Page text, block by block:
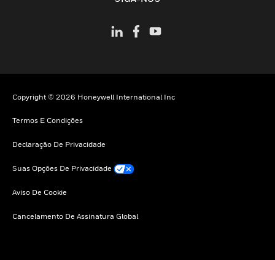
Copyright © 2026 Honeywell International Inc
Termos E Condições
Declaração De Privacidade
Suas Opções De Privacidade
Aviso De Cookie
Cancelamento De Assinatura Global